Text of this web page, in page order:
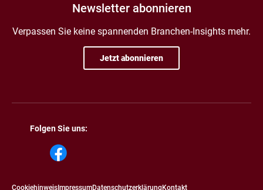
Newsletter abonnieren
Verpassen Sie keine spannenden Branchen-Insights mehr.
Jetzt abonnieren
Folgen Sie uns:
Cookiehinweis ImpressumDatenschutzerklärung Kontakt